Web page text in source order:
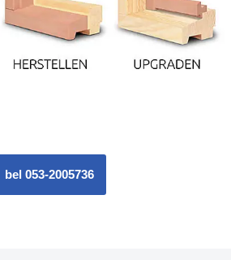
bel 053-2005736